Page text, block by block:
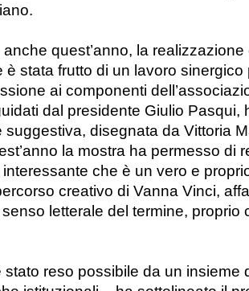
quest’anno, la
è stata frutto di un lavoro
ai componenti
dal presidente Giulio Pasqui,
suggestiva, disegnata da Vittoria
la mostra ha permesso di
che è un vero e
creativo di Vanna Vinci,
letterale del termine, proprio
stato reso possibile da un insieme